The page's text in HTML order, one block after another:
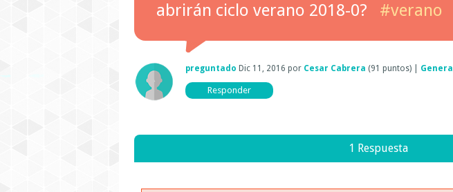
abrirán ciclo verano 2018-0? #verano
preguntado Dic 11, 2016 por Cesar Cabrera (91 puntos) General
1 Respuesta